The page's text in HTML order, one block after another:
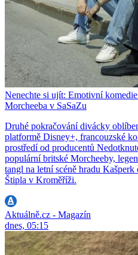
Nenechte si ujít: Emotivní
Morcheeba v SaSaZu
Druhé pokračování divácky
platformě Disney+, francouzské
prostředí od producentů
populární britské Morcheeby,
tangl na letní scéně hradu
Štipla v Kroměříži.
Aktuálně.cz - Magazín
dnes, 05:15